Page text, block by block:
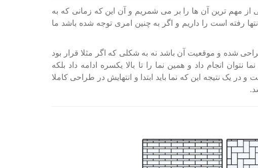
مهم ترین آن ها را بر می شمریم و آن این که زمانی که به
رفته است را داریم و اگر به چنین امری توجه شده باشد ما
شده و موقعیت آن باشد نه به شکلی که اگر مثلا قرار بود
انجام داد و همین نما را تا بالا یکسره ادامه داد بلکه
یک نتیجه این که نما باید ابتدا و انتهایش در طراحی کاملا